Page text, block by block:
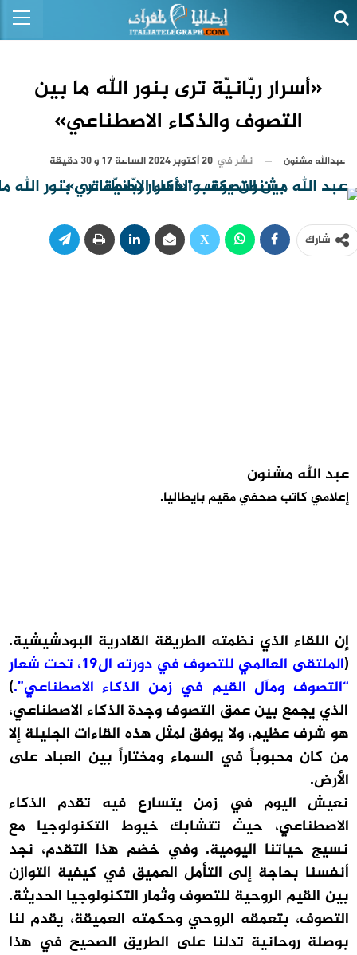
«أسرار ربّانيّة ترى بنور الله ما بين
التصوف والذكاء الاصطناعي»
عبدالله مشنون نشر في 20 أكتوبر 2024 الساعة 17 و 30 دقيقة
شارك
عبد الله مشنون
إعلامي كاتب صحفي مقيم بايطاليا.
إن اللقاء الذي نظمته الطريقة القادرية البودشيشية.
(
الملتقى العالمي للتصوف في دورته ال19، تحت شعار
“التصوف ومآل القيم في زمن الذكاء الاصطناعي”.)
الذي يجمع بين عمق التصوف وجدة الذكاء الاصطناعي،
هو شرف عظيم، ولا يوفق لمثل هذه القاءات الجليلة إلا
من كان محبوباً في السماء ومختاراً بين العباد على
الأرض.
نعيش اليوم في زمن يتسارع فيه تقدم الذكاء
الاصطناعي، حيث تتشابك خيوط التكنولوجيا مع
نسيج حياتنا اليومية. وفي خضم هذا التقدم، نجد
أنفسنا بحاجة إلى التأمل العميق في كيفية التوازن
بين القيم الروحية للتصوف وثمار التكنولوجيا الحديثة.
التصوف، بتعمقه الروحي وحكمته العميقة، يقدم لنا
بوصلة روحانية تدلنا على الطريق الصحيح في هذا